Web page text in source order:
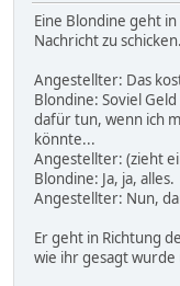
Eine Blondine geht
Nachricht zu schicken.
Angestellter: Das
Blondine: Soviel
dafür tun, wenn ich
könnte...
Angestellter: (zieht
Blondine: Ja, ja, alles.
Angestellter: Nun,
Er geht in Richtung
wie ihr gesagt